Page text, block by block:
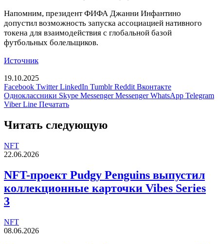
Напомним, президент ФИФА Джанни Инфантино
допустил возможность запуска ассоциацией нативного
токена для взаимодействия с глобальной базой
футбольных болельщиков.
Источник
19.10.2025
Facebook Twitter LinkedIn Tumblr Reddit Вконтакте
Одноклассники Skype Messenger Messenger WhatsApp Telegram
Viber Line Печатать
Читать следующую
NFT
22.06.2026
NFT-проект Pudgy Penguins выпустил
коллекционные карточки Vibes Series
3
NFT
08.06.2026